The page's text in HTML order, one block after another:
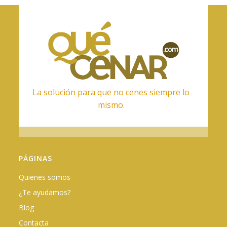
La solución para que no cenes siempre lo
mismo.
PÁGINAS
Quienes somos
¿Te ayudamos?
Blog
Contacta